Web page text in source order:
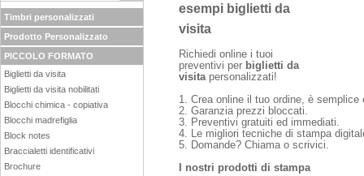
Timbri personalizzati
Prodotto Personalizzato
PICCOLO FORMATO
Biglietti da visita
Biglietti da visita nobilitati
Blocchi chimica - copiativa
Blocchi madrefiglia
Block notes
Braccialetti identificativi
Brochure
esempi biglietti da
visita
Richiedi online i tuoi
preventivi per biglietti da
visitapersonalizzati!
1. Crea online il tuo ordine, è semplice
2. Garanzia prezzi bloccati.
3. Preventivi gratuiti ed immediati.
4. Le migliori tecniche di stampa
5. Domande? Chiama o scrivici.
I nostri prodotti di stampa